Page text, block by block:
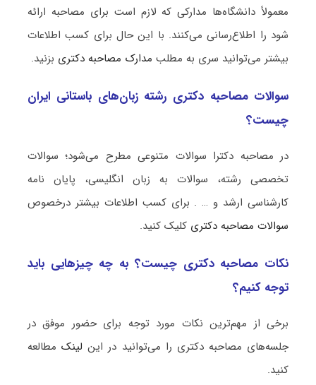
معمولاً دانشگاه‌ها مدارکی که لازم است برای مصاحبه ارائه
شود را اطلاع‌رسانی می‌کنند. با این حال برای کسب اطلاعات
بیشتر می‌توانید سری به مطلب مدارک مصاحبه دکتری بزنید.
سوالات مصاحبه دکتری رشته زبان‌های باستانی ایران
چیست؟
در مصاحبه دکترا سوالات متنوعی مطرح می‌شود؛ سوالات
تخصصی رشته، سوالات به زبان انگلیسی، پایان نامه
کارشناسی ارشد و … . برای کسب اطلاعات بیشتر درخصوص
سوالات مصاحبه دکتری کلیک کنید.
نکات مصاحبه دکتری چیست؟ به چه چیزهایی باید
توجه کنیم؟
برخی از مهم‌ترین نکات مورد توجه برای حضور موفق در
جلسه‌های مصاحبه دکتری را می‌توانید در این لینکمطالعه
کنید.